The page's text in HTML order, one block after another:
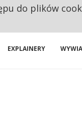
EXPLAINERY
do plików